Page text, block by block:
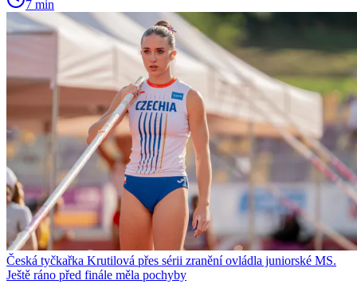
7 min
Česká tyčkařka Krutilová přes sérii zranění ovládla juniorské MS.
Ještě ráno před finále měla pochyby